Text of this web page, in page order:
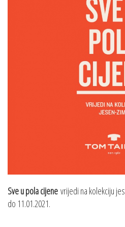
Sve u pola cijene vrijedi na kolekciju
do 11.01.2021.